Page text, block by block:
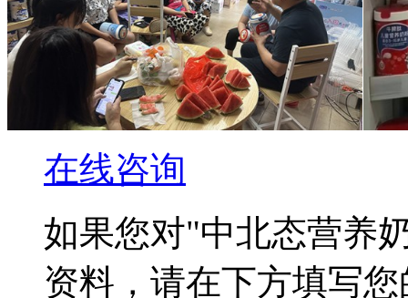
在线咨询
如果您对"中北态营养
资料，请在下方填写